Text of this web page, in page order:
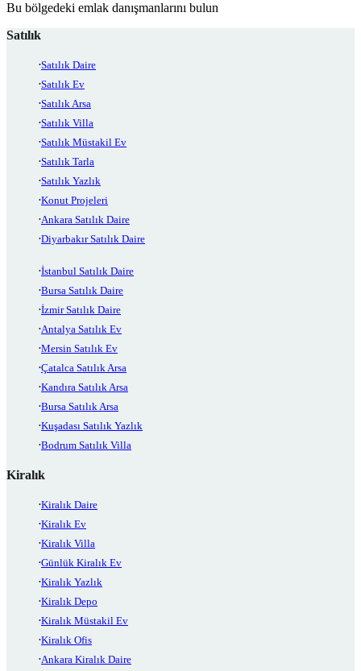
Bu bölgedeki emlak danışmanlarını bulun
Satılık
Satılık Daire
Satılık Ev
Satılık Arsa
Satılık Villa
Satılık Müstakil Ev
Satılık Tarla
Satılık Yazlık
Konut Projeleri
Ankara Satılık Daire
Diyarbakır Satılık Daire
İstanbul Satılık Daire
Bursa Satılık Daire
İzmir Satılık Daire
Antalya Satılık Ev
Mersin Satılık Ev
Çatalca Satılık Arsa
Kandıra Satılık Arsa
Bursa Satılık Arsa
Kuşadası Satılık Yazlık
Bodrum Satılık Villa
Kiralık
Kiralık Daire
Kiralık Ev
Kiralık Villa
Günlük Kiralık Ev
Kiralık Yazlık
Kiralık Depo
Kiralık Müstakil Ev
Kiralık Ofis
Ankara Kiralık Daire